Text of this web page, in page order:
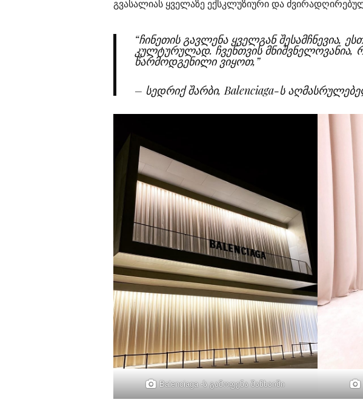
გვასალიას ყველაზე ექსკლუზიური და
“ჩინეთის გავლენა ყველგან შესამჩნევია,
კულტურულად. ჩვენთვის მნიშვნელოვანია,
წარმოდგენილი ვიყოთ,”
– სედრიქ შარბი, Balenciaga-ს
Balenciaga -ს გამოფენა შანხაიში